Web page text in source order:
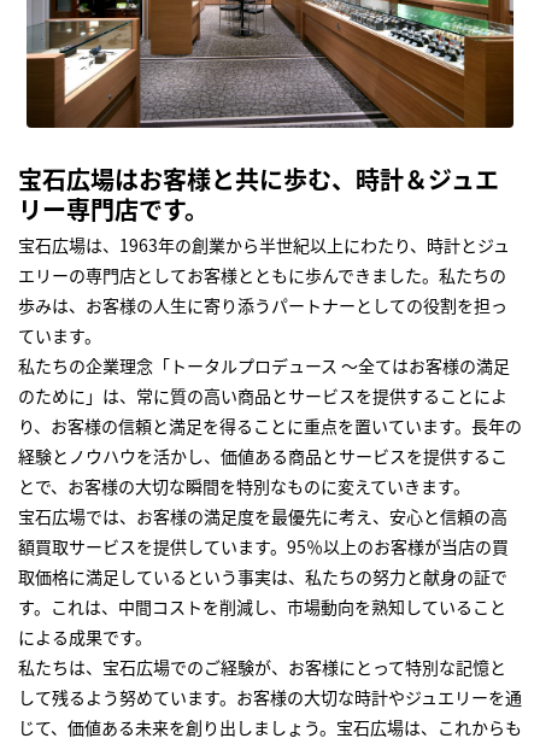
宝石広場はお客様と共に歩む、時計＆ジュエ
リー専門店です。
宝石広場は、1963年の創業から半世紀以上にわたり、時計とジュ
エリーの専門店としてお客様とともに歩んできました。私たちの
歩みは、お客様の人生に寄り添うパートナーとしての役割を担っ
ています。
私たちの企業理念「トータルプロデュース ～全てはお客様の満足
のために」は、常に質の高い商品とサービスを提供することによ
り、お客様の信頼と満足を得ることに重点を置いています。長年の
経験とノウハウを活かし、価値ある商品とサービスを提供するこ
とで、お客様の大切な瞬間を特別なものに変えていきます。
宝石広場では、お客様の満足度を最優先に考え、安心と信頼の高
額買取サービスを提供しています。95％以上のお客様が当店の買
取価格に満足しているという事実は、私たちの努力と献身の証で
す。これは、中間コストを削減し、市場動向を熟知していること
による成果です。
私たちは、宝石広場でのご経験が、お客様にとって特別な記憶と
して残るよう努めています。お客様の大切な時計やジュエリーを通
じて、価値ある未来を創り出しましょう。宝石広場は、これからも